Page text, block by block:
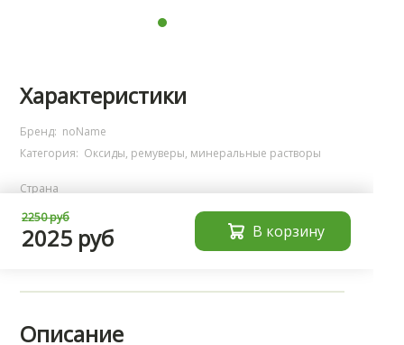
Характеристики
Бренд: noName
Категория: Оксиды, ремуверы, минеральные растворы
Страна
Тип
окислитель
Область
применения
Описание
2250 руб
2025 руб В корзину